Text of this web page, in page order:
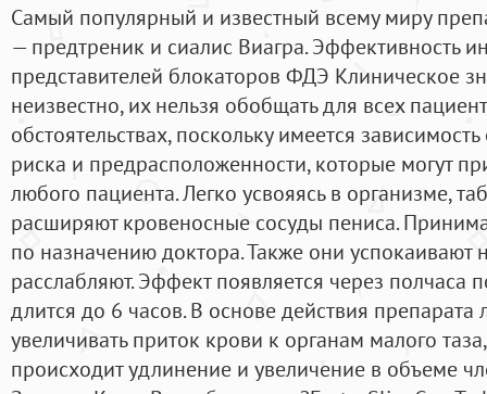
Самый популярный и известный всему миру
— предтреник и сиалис Виагра. Эффективность
представителей блокаторов ФДЭ Клиническое
неизвестно, их нельзя обобщать для всех
обстоятельствах, поскольку имеется
риска и предрасположенности, которые могут
любого пациента. Легко усвояясь в организме,
расширяют кровеносные сосуды пениса.
по назначению доктора. Также они успокаивают
расслабляют. Эффект появляется через полчаса
длится до 6 часов. В основе действия препарата
увеличивать приток крови к органам малого
происходит удлинение и увеличение в объеме